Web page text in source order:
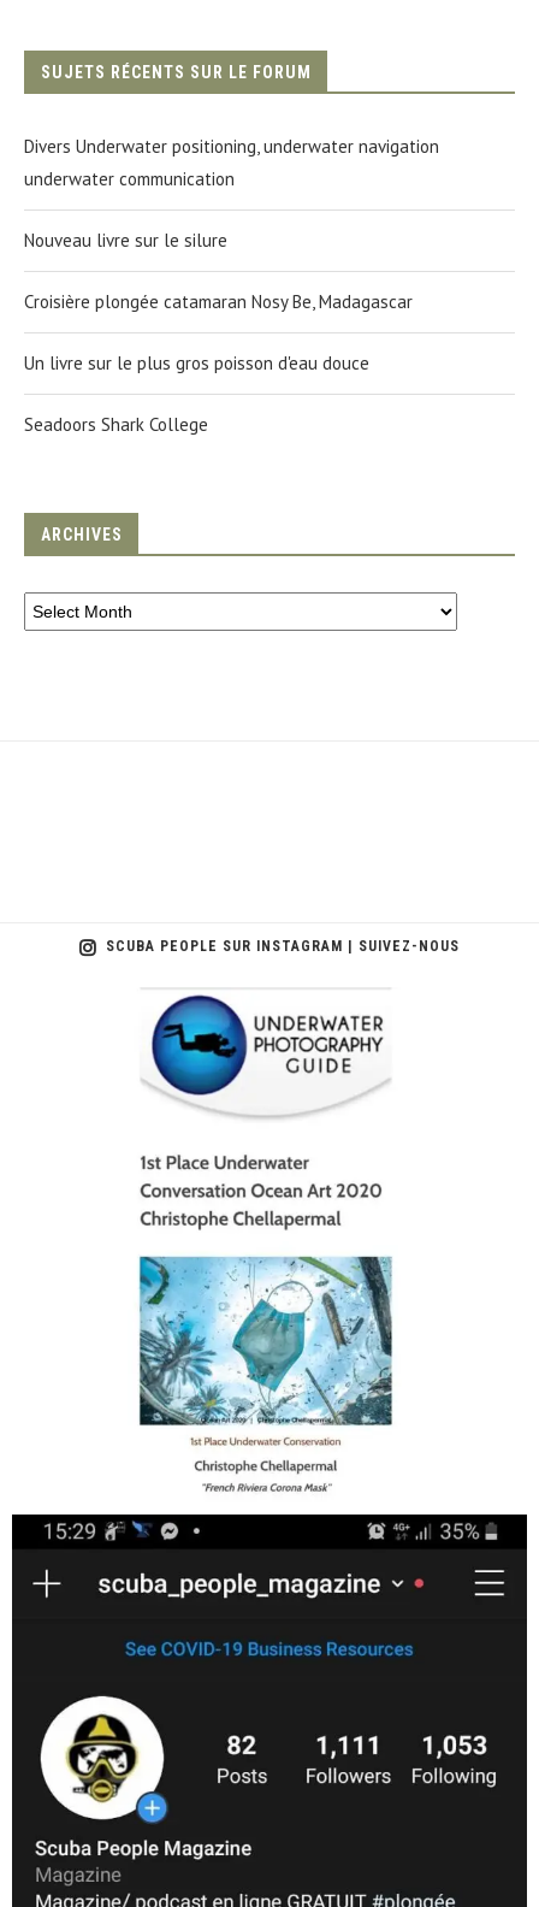
SUJETS RÉCENTS SUR LE FORUM
Divers Underwater positioning, underwater navigation
underwater communication
Nouveau livre sur le silure
Croisière plongée catamaran Nosy Be, Madagascar
Un livre sur le plus gros poisson d'eau douce
Seadoors Shark College
ARCHIVES
SCUBA PEOPLE SUR INSTAGRAM | SUIVEZ-NOUS
scuba_people_magazine
scuba_people_magazine